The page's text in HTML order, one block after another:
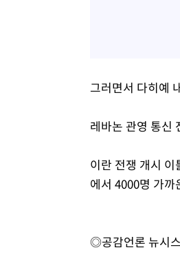
그러면서 다히예
레바논 관영 통신
이란 전쟁 개시
에서 4000명 가
◎공감언론 뉴시스